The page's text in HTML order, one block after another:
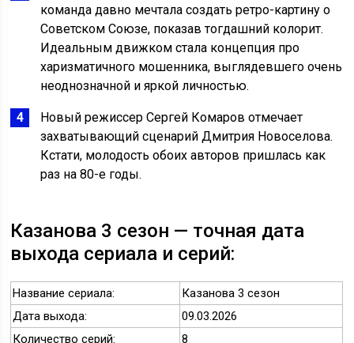
команда давно мечтала создать ретро-картину о
Советском Союзе, показав тогдашний колорит.
Идеальным движком стала концепция про
харизматичного мошенника, выглядевшего очень
неоднозначной и яркой личностью.
Новый режиссер Сергей Комаров отмечает
захватывающий сценарий Дмитрия Новоселова.
Кстати, молодость обоих авторов пришлась как
раз на 80-е годы.
Казанова 3 сезон — точная дата
выхода сериала и серий:
Название сериала:
Казанова 3 сезон
Дата выхода:
09.03.2026
Количество серий:
8